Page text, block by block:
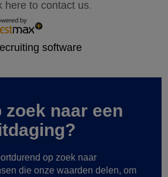
zoek naar een
op zoek naar
die onze waarden delen, om